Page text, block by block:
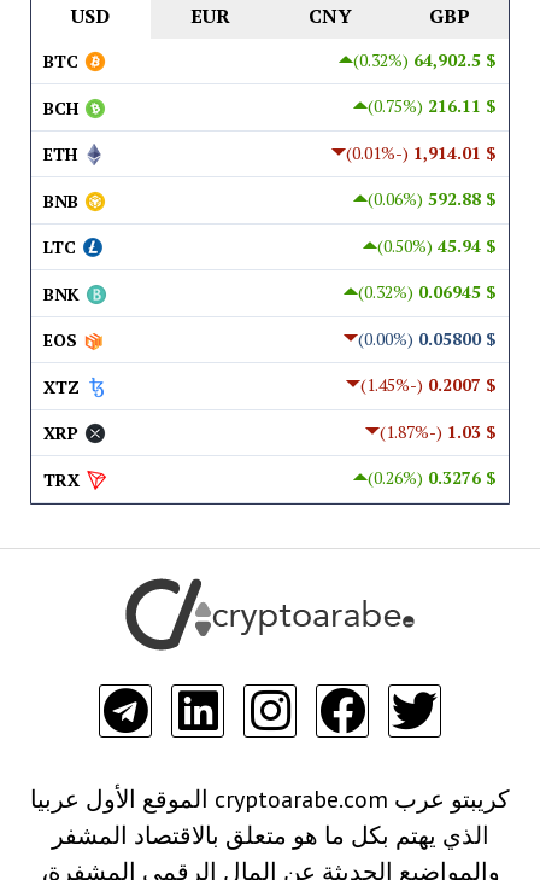
USD EUR CNY GBP
$ 64,902.5
(0.32%)
BTC
$ 216.11
(0.75%)
BCH
$ 1,914.01
(-0.01%)
ETH
$ 592.88
(0.06%)
BNB
$ 45.94
(0.50%)
LTC
$ 0.06945
(0.32%)
BNK
$ 0.05800
(0.00%)
EOS
$ 0.2007
(-1.45%)
XTZ
$ 1.03
(-1.87%)
XRP
$ 0.3276
(0.26%)
TRX
كريبتو عرب cryptoarabe.com الموقع الأول عربيا
الذي يهتم بكل ما هو متعلق بالاقتصاد المشفر
والمواضيع الحديثة عن المال الرقمي المشفرة،